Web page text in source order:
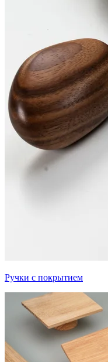
Ручки с покрытием